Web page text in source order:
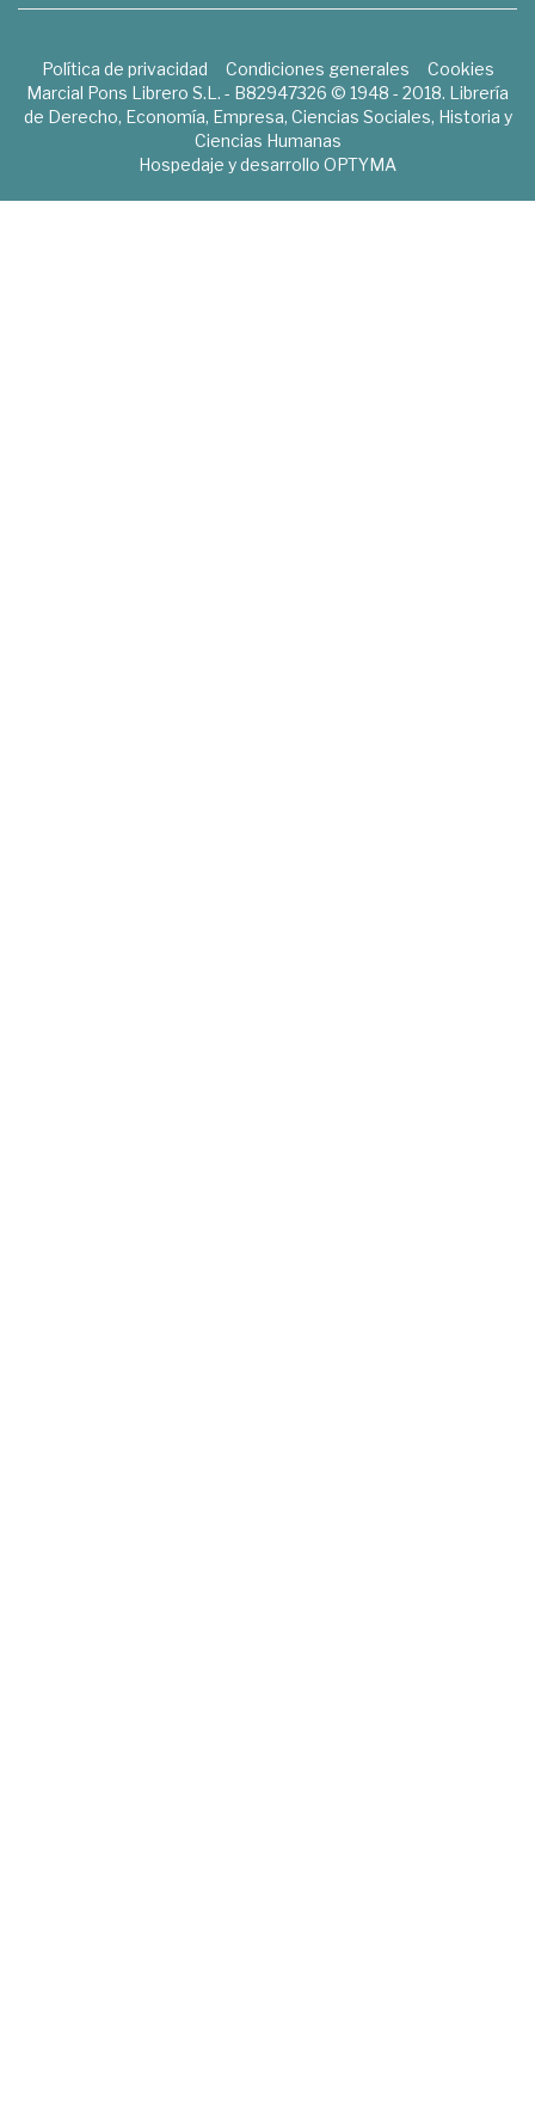
Política de privacidad Condiciones generales
Cookies
Marcial Pons Librero S.L. - B82947326 © 1948 - 2018. Librería
de Derecho, Economía, Empresa, Ciencias Sociales, Historia y
Ciencias Humanas
Hospedaje y desarrollo OPTYMA